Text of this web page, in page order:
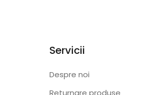
Servicii
Despre noi